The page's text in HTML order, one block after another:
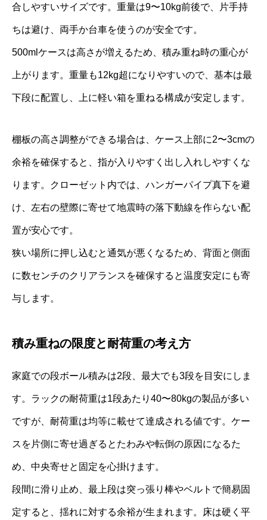
合しやすいサイズです。重量は9〜10kg前後で、片手持
ちは避け、両手か台車を使うのが安全です。
500mlケースは高さが増えるため、積み重ね時の重心が
上がります。重量も12kg超になりやすいので、基本は最
下段に配置し、上に軽い箱を重ねる構成が安定します。
棚板の高さ調整ができる場合は、ケース上部に2〜3cmの
余裕を確保すると、指が入りやすく出し入れしやすくな
ります。クローゼット内では、ハンガーパイプ真下を避
け、左右の壁際に寄せて地震時の落下動線を作らない配
置が安心です。
狭い場所に押し込むと通気が悪くなるため、背面と側面
に数センチのクリアランスを確保すると温度安定にも寄
与します。
積み重ねの限度と耐荷重の考え方
家庭での段ボール積みは2段、最大でも3段を目安にしま
す。ラックの耐荷重は1段あたり40〜80kgの製品が多い
ですが、耐荷重は均等に載せて達成される値です。ケー
スを片側に寄せ過ぎるとたわみや転倒の原因になるた
め、中央寄せと固定を心掛けます。
段間に滑り止め、最上段は突っ張り棒やベルトで簡易固
定すると、揺れに対する余裕が生まれます。床は硬く平